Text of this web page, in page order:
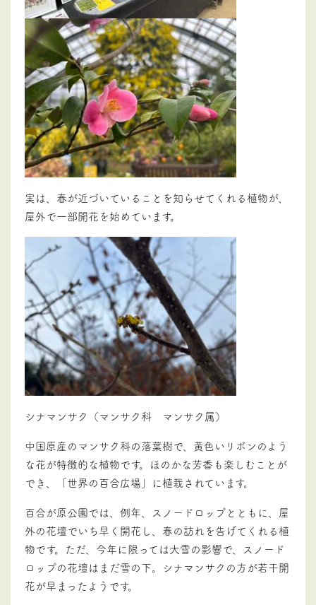
実は、春が近づいていることを知らせてくれる植物が、
屋外で一部開花を始めています。
シナマンサク（マンサク科 マンサク属）
中国原産のマンサク科の落葉樹で、黄色いリボンのよう
な花が特徴的な植物です。ほのかな芳香も楽しむことが
でき、
「世界の百合広場」に植栽されています。
百合が原公園では、例年、スノードロップとともに、屋
外の花壇でいち早く開花し、春の訪れを告げてくれる植
物です。ただ、今年に限っては大雪の影響で、スノード
ロップの花壇はまだ雪の下。シナマンサクの方が若干開
花が早まったようです。